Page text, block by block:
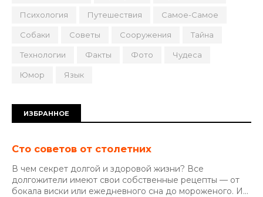
Психология Путешествия Самое-Самое
Собаки Советы Сооружения Тайна
Технологии Факты Фото Чудеса
Юмор Язык
ИЗБРАННОЕ
Сто советов от столетних
В чем секрет долгой и здоровой жизни? Все
долгожители имеют свои собственные рецепты — от
бокала виски или ежедневного сна до мороженого. И...